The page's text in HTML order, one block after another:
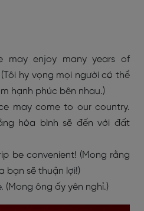
may enjoy many years of
hy vọng mọi người có thể
hạnh phúc bên nhau.)
may come to our country.
hòa bình sẽ đến với đất
be convenient! (Mong rằng
bạn sẽ thuận lợi!)
(Mong ông ấy yên nghỉ.)